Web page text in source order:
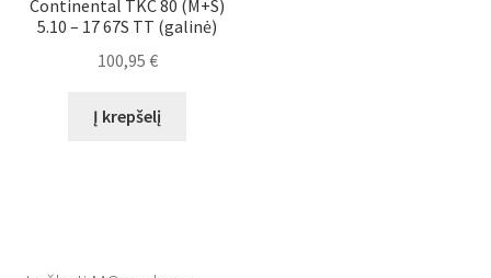
Continental TKC 80 (M+S)
5.10 – 17 67S TT (galinė)
100,95 €
Į krepšelį